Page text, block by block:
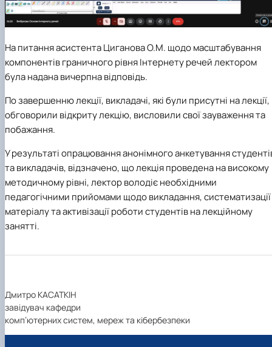
На питання асистента Циганова О.М. щодо масштабування
компонентів граничного рівня Інтернету речей лектором
була надана вичерпна відповідь.
По завершенню лекції, викладачі, які були присутні на лекції,
обговорили відкриту лекцію, висловили свої зауваження та
побажання.
У результаті опрацювання анонімного анкетування
та викладачів, відзначено, що лекція проведена на високому
методичному рівні, лектор володіє необхідними
педагогічними прийомами щодо викладання, систематизації
матеріалу та активізації роботи студентів на лекційному
занятті.
Дмитро КАСАТКІН
завідувач кафедри
комп’ютерних систем, мереж та кібербезпеки